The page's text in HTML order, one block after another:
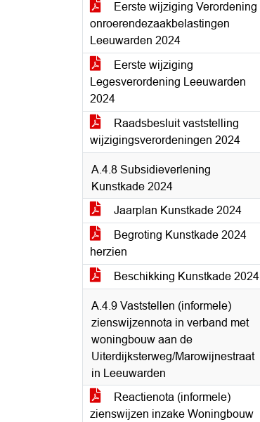
Eerste wijziging Verordening
onroerendezaakbelastingen
Leeuwarden 2024
Eerste wijziging
Legesverordening Leeuwarden
2024
Raadsbesluit vaststelling
wijzigingsverordeningen 2024
A.4.8 Subsidieverlening
Kunstkade 2024
Jaarplan Kunstkade 2024
Begroting Kunstkade 2024
herzien
Beschikking Kunstkade 2024
A.4.9 Vaststellen (informele)
zienswijzennota in verband met
woningbouw aan de
Uiterdijksterweg/Marowijnestraat
in Leeuwarden
Reactienota (informele)
zienswijzen inzake Woningbouw